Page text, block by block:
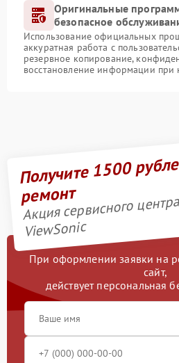
Оригинальные
безопасное
Использование официальных
аккуратная работа с
резервное копирование,
восстановление информации при
Получите 1500
ремонт
Акция сервисного центра
ViewSonic
При оформлении заявки на
сайт,
действует персональная